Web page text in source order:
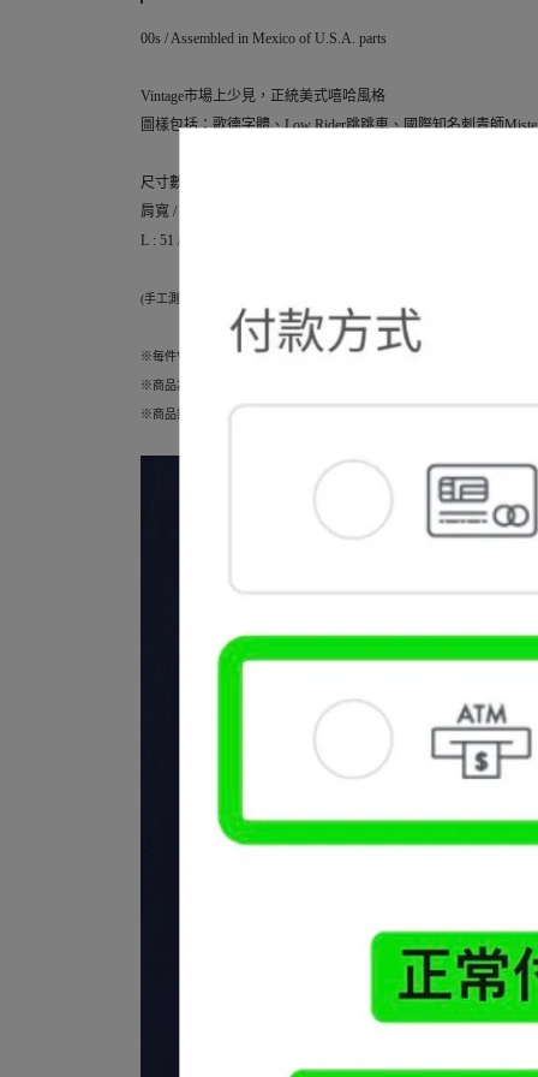
00s / Assembled in Mexico of U.S.A. parts
Vintage市場上少見，正統美式嘻哈風格
圖樣包括：歌德字體、Low Rider跳跳車、國際知名刺青師
尺寸數據 (CM)
肩寬 / 胸寬 / 衣長 / 袖長
L : 51 / 53 / 76 / 20.5
(手工測量存在±2CM左右誤差)
※每件VinEdge商品都是1 of 1
※商品為Vintage Tee，些微髒汙/破損/落色/毛球為正常現象，介意者勿購買
※商品無法退換貨，下單前可以私訊索取商品狀況影片，能夠來現場購買